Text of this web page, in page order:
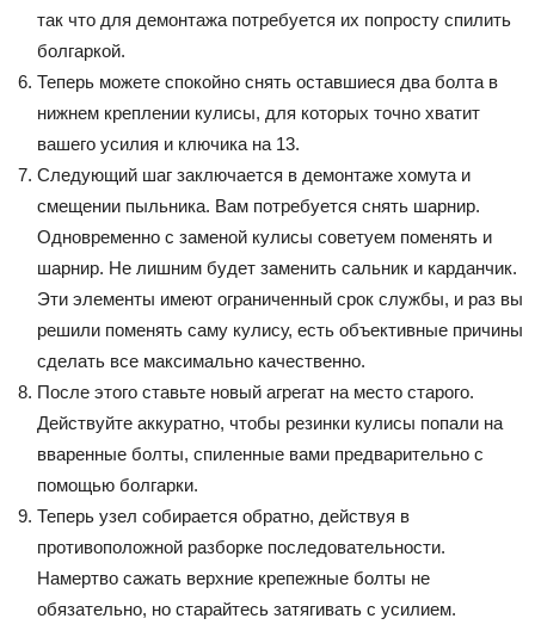
так что для демонтажа потребуется их попросту спилить
болгаркой.
Теперь можете спокойно снять оставшиеся два болта в
нижнем креплении кулисы, для которых точно хватит
вашего усилия и ключика на 13.
Следующий шаг заключается в демонтаже хомута и
смещении пыльника. Вам потребуется снять шарнир.
Одновременно с заменой кулисы советуем поменять и
шарнир. Не лишним будет заменить сальник и карданчик.
Эти элементы имеют ограниченный срок службы, и раз вы
решили поменять саму кулису, есть объективные причины
сделать все максимально качественно.
После этого ставьте новый агрегат на место старого.
Действуйте аккуратно, чтобы резинки кулисы попали на
вваренные болты, спиленные вами предварительно с
помощью болгарки.
Теперь узел собирается обратно, действуя в
противоположной разборке последовательности.
Намертво сажать верхние крепежные болты не
обязательно, но старайтесь затягивать с усилием.